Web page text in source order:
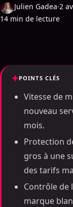
Julien Gadea·2
14 min de lecture
POINTS CLÉS
Vitesse de
nouveau
mois.
Protection
gros à une
des tarifs
Contrôle de
marque